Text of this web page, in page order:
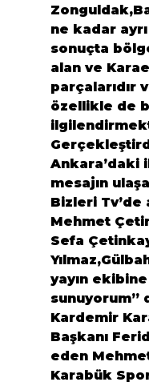
ne kadar
sonuçta
alan ve
parçalarıdır
özellikle de
Ankara’daki
mesajın
Bizleri Tv’de
Mehmet
Sefa
yayın
sunuyorum”
Kardemir
Başkanı
eden
Karabük